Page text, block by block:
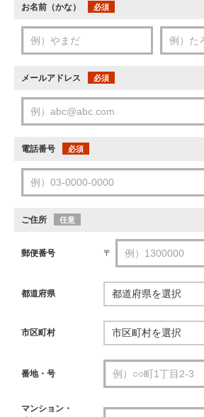
お名前（かな） 必須
メールアドレス 必須
電話番号 必須
ご住所 任意
郵便番号 〒
都道府県
市区町村
番地・号
マンション・